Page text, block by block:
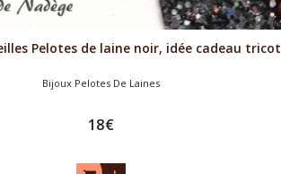
Pelotes de laine noir, idée cadeau tricot
Bijoux Pelotes De Laines
18€